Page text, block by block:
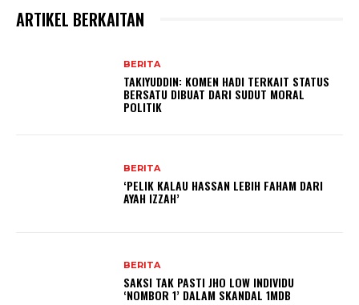
ARTIKEL BERKAITAN
BERITA
TAKIYUDDIN: KOMEN HADI TERKAIT STATUS
BERSATU DIBUAT DARI SUDUT MORAL
POLITIK
BERITA
‘PELIK KALAU HASSAN LEBIH FAHAM DARI
AYAH IZZAH’
BERITA
SAKSI TAK PASTI JHO LOW INDIVIDU
‘NOMBOR 1’ DALAM SKANDAL 1MDB